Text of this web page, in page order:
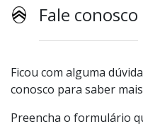
Fale conosco
Ficou com alguma
conosco para saber
Preencha o formulário